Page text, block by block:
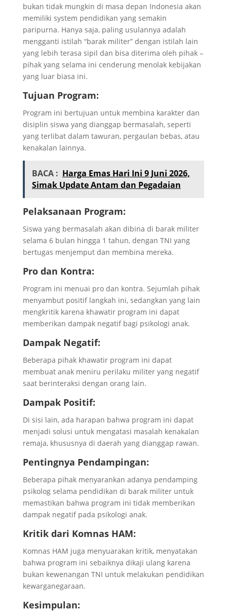
bukan tidak mungkin di masa depan Indonesia akan
memiliki system pendidikan yang semakin
paripurna. Hanya saja, paling usulannya adalah
mengganti istilah “barak militer” dengan istilah lain
yang lebih terasa sipil dan bisa diterima oleh pihak –
pihak yang selama ini cenderung menolak kebijakan
yang luar biasa ini.
Tujuan Program:
Program ini bertujuan untuk membina karakter dan
disiplin siswa yang dianggap bermasalah, seperti
yang terlibat dalam tawuran, pergaulan bebas, atau
kenakalan lainnya.
BACA : Harga Emas Hari Ini 9 Juni 2026,
Simak Update Antam dan Pegadaian
Pelaksanaan Program:
Siswa yang bermasalah akan dibina di barak militer
selama 6 bulan hingga 1 tahun, dengan TNI yang
bertugas menjemput dan membina mereka.
Pro dan Kontra:
Program ini menuai pro dan kontra. Sejumlah pihak
menyambut positif langkah ini, sedangkan yang lain
mengkritik karena khawatir program ini dapat
memberikan dampak negatif bagi psikologi anak.
Dampak Negatif:
Beberapa pihak khawatir program ini dapat
membuat anak meniru perilaku militer yang negatif
saat berinteraksi dengan orang lain.
Dampak Positif:
Di sisi lain, ada harapan bahwa program ini dapat
menjadi solusi untuk mengatasi masalah kenakalan
remaja, khususnya di daerah yang dianggap rawan.
Pentingnya Pendampingan:
Beberapa pihak menyarankan adanya pendamping
psikolog selama pendidikan di barak militer untuk
memastikan bahwa program ini tidak memberikan
dampak negatif pada psikologi anak.
Kritik dari Komnas HAM:
Komnas HAM juga menyuarakan kritik, menyatakan
bahwa program ini sebaiknya dikaji ulang karena
bukan kewenangan TNI untuk melakukan pendidikan
kewarganegaraan.
Kesimpulan: